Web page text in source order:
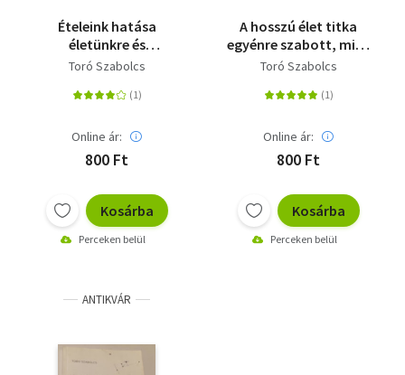
Ételeink hatása
életünkre és
egészségünkre, az
tudományának
Toró Szabolcs
Online ár:
800 Ft
Kosárba
Perceken belül
A hosszú élet titka
egyénre szabott, mint
a nutrigenomika
Toró Szabolcs
Online ár:
800 Ft
Kosárba
Perceken belül
ANTIKVÁR